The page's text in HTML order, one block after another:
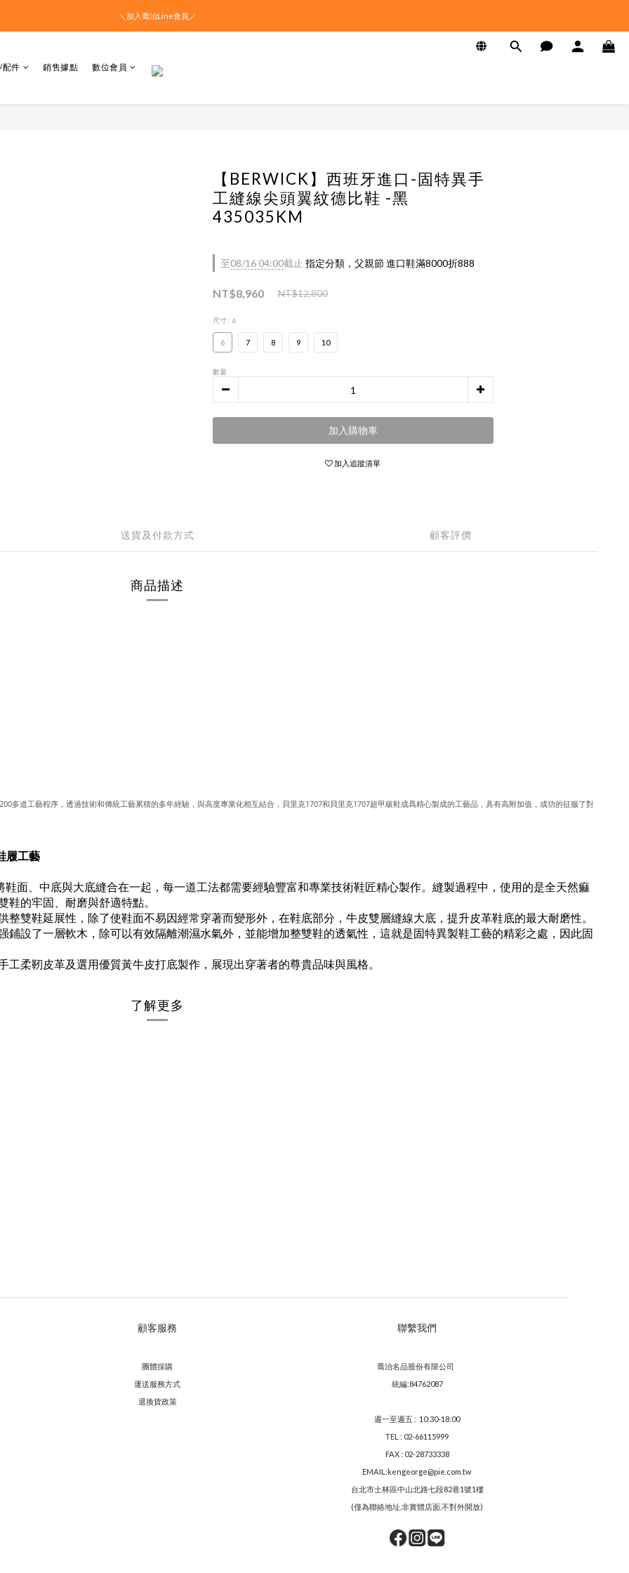
＼加入喬治Line會員／
配件 銷售據點 數位會員
【BERWICK】西班牙進口-固特異手
工縫線尖頭翼紋德比鞋 -黑
435035KM
至08/16 04:00截止 指定分類，父親節 進口鞋滿8000折888
NT$8,960 NT$12,800
尺寸 : 6
6 7 8 9 10
數量
加入購物車
加入追蹤清單
送貨及付款方式 顧客評價
商品描述
多道工藝程序，透過技術和傳統工藝累積的多年經驗，與高度專業化相互結合，貝里克1707和貝里克1707超甲級鞋成爲精心製成的工藝品，具有高附加值，成功的征服了對
履工藝
面、中底與大底縫合在一起，每一道工法都需要經驗豐富和專業技術鞋匠精心製作。縫製過程中，使用的是全天然痲
的牢固、耐磨與舒適特點。
雙鞋延展性，除了使鞋面不易因經常穿著而變形外，在鞋底部分，牛皮雙層縫線大底，提升皮革鞋底的最大耐磨性。
設了一層軟木，除可以有效隔離潮濕水氣外，並能增加整雙鞋的透氣性，這就是固特異製鞋工藝的精彩之處，因此固
柔靭皮革及選用優質黃牛皮打底製作，展現出穿著者的尊貴品味與風格。
了解更多
顧客服務
團體採購
運送服務方式
退換貨政策
聯繫我們
喬治名品股份有限公司
統編:84762087
週一至週五 : 10:30-18:00
TEL : 02-66115999
FAX : 02-28733338
EMAIL:kengeorge@pie.com.tw
台北市士林區中山北路七段82巷1號1樓
(僅為聯絡地址,非實體店面,不對外開放)